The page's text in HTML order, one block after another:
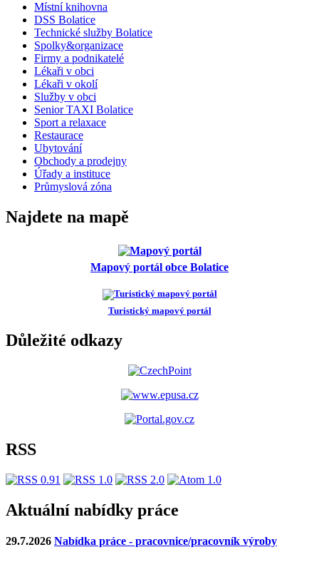
Místní knihovna
DSS Bolatice
Technické služby Bolatice
Spolky&organizace
Firmy a podnikatelé
Lékaři v obci
Lékaři v okolí
Služby v obci
Senior TAXI Bolatice
Sport a relaxace
Restaurace
Ubytování
Obchody a prodejny
Úřady a instituce
Průmyslová zóna
Najdete na mapě
Mapový portál obce Bolatice
Turistický mapový portál
Důležité odkazy
RSS
Aktuální nabídky práce
29.7.2026 Nabídka práce - pracovnice/pracovník výroby